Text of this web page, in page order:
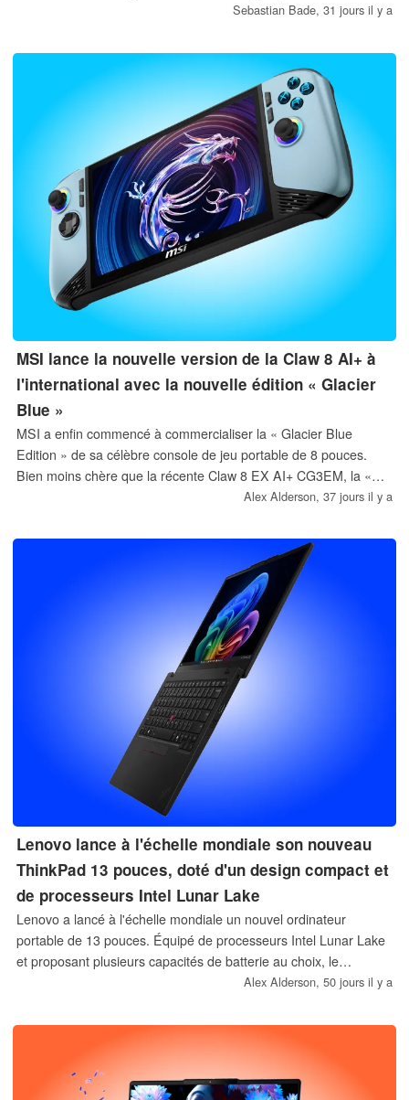
compact est conçu pour les utilisateurs exigeants dans les
lors des tests grâce à ses fonctionnalités modernes, sa faible
consommation d'énergie et son excellente adaptation à un
usage quotidien.
Sebastian Bade, 31 jours il y a
MSI lance la nouvelle version de la Claw 8 AI+ à
l'international avec la nouvelle édition « Glacier
Blue »
MSI a enfin commencé à commercialiser la « Glacier Blue
Edition » de sa célèbre console de jeu portable de 8 pouces.
Bien moins chère que la récente Claw 8 EX AI+ CG3EM, la «
Glacier Blue Edition » est la troisième version de la Claw 8 AI+
Alex Alderson, 37 jours il y a
Lenovo lance à l'échelle mondiale son nouveau
ThinkPad 13 pouces, doté d'un design compact et
de processeurs Intel Lunar Lake
Lenovo a lancé à l'échelle mondiale un nouvel ordinateur
portable de 13 pouces. Équipé de processeurs Intel Lunar Lake
et proposant plusieurs capacités de batterie au choix, le
ThinkPad L13 Gen 7 est également relativement léger et
Alex Alderson, 50 jours il y a